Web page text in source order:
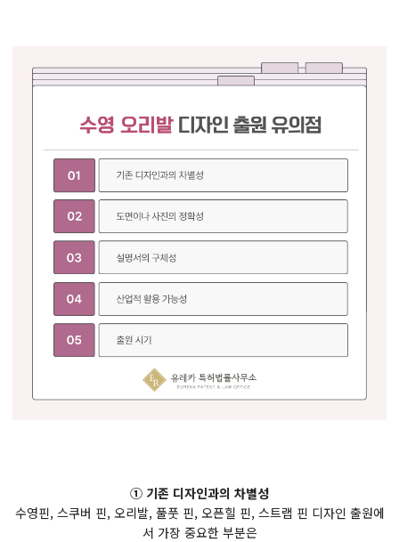
① 기존 디자인과의 차별성
수영핀, 스쿠버 핀, 오리발, 풀풋 핀, 오픈힐 핀, 스트랩 핀 디자인 출원에
서 가장 중요한 부분은